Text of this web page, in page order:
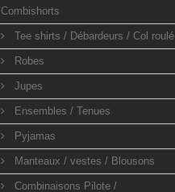
Combishorts
Tee shirts / Débardeurs / Col roulé
Robes
Jupes
Ensembles / Tenues
Pyjamas
Manteaux / vestes / Blousons
Combinaisons Pilote /